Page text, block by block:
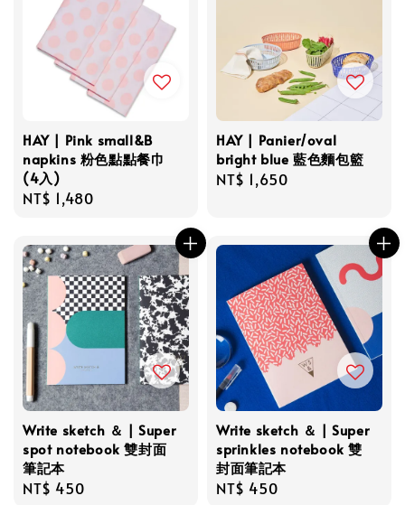
HAY | Pink small&B
napkins 粉色點點餐巾
(4入)
Regular
NT$ 1,480
HAY | Panier/oval
bright blue 藍色麵包籃
Regular
NT$ 1,650
Write sketch ＆ | Super
spot notebook 雙封面
筆記本
Regular
NT$ 450
Write sketch ＆ | Super
sprinkles notebook 雙
封面筆記本
Regular
NT$ 450